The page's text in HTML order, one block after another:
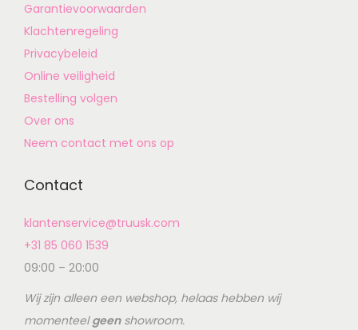
Garantievoorwaarden
Klachtenregeling
Privacybeleid
Online veiligheid
Bestelling volgen
Over ons
Neem contact met ons op
Contact
klantenservice@truusk.com
+31 85 060 1539
09:00 – 20:00
Wij zijn alleen een webshop, helaas hebben wij
momenteelgeenshowroom.